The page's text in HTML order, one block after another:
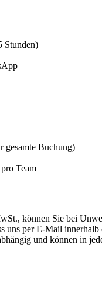
Stunden)
gesamte Buchung)
Team
können Sie bei
uns per E-Mail
und können in